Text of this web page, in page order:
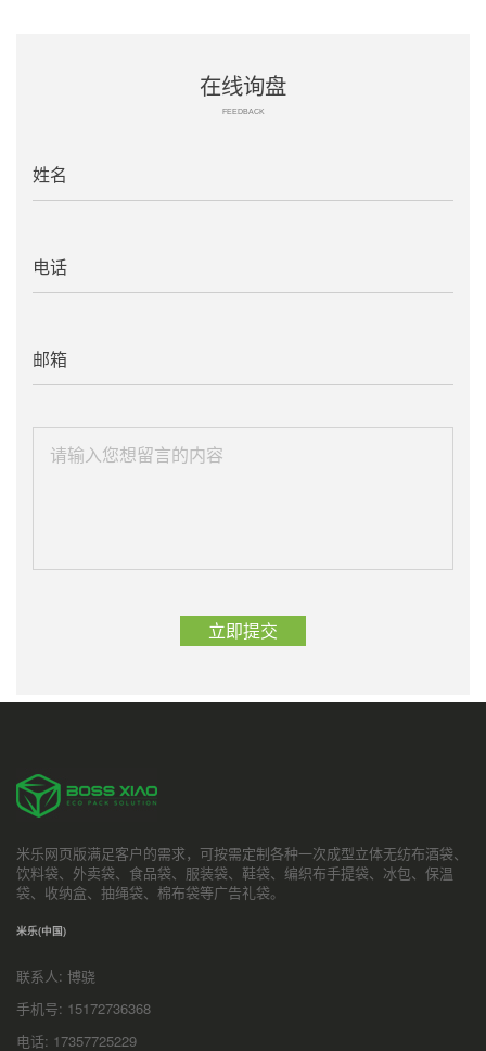
在线询盘
FEEDBACK
米乐网页版满足客户的需求，可按需定制各种一次成型立体无纺布酒袋、
饮料袋、外卖袋、食品袋、服装袋、鞋袋、编织布手提袋、冰包、保温
袋、收纳盒、抽绳袋、棉布袋等广告礼袋。
米乐(中国)
联系人: 博骁
手机号: 15172736368
电话: 17357725229